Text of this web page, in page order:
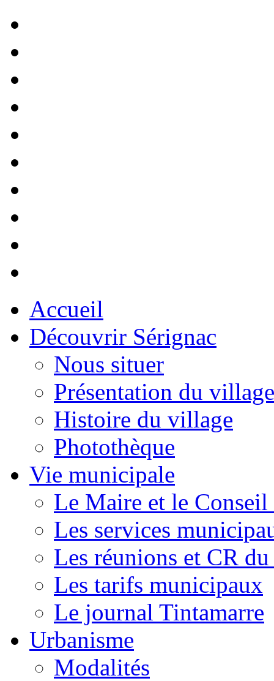
Accueil
Découvrir Sérignac
Nous situer
Présentation du village
Histoire du village
Photothèque
Vie municipale
Le Maire et le
Les services
Les réunions et CR
Les tarifs municipaux
Le journal Tintamarre
Urbanisme
Modalités